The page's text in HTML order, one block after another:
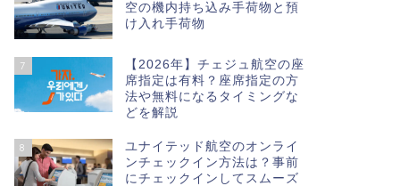
空の機内持ち込み手荷物と預
け入れ手荷物
7
【2026年】チェジュ航空の座
席指定は有料？座席指定の方
法や無料になるタイミングな
どを解説
8
ユナイテッド航空のオンライ
ンチェックイン方法は？事前
にチェックインしてスムーズ